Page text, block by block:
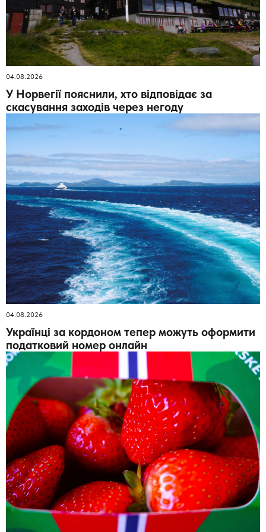
04.08.2026
У Норвегії пояснили, хто відповідає за
скасування заходів через негоду
04.08.2026
Українці за кордоном тепер можуть оформити
податковий номер онлайн